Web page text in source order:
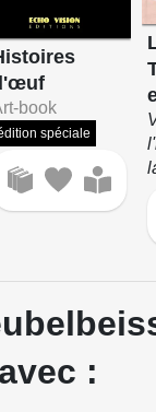
book
spéciale
: